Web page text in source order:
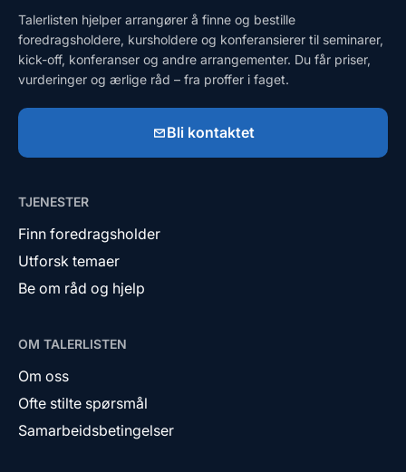
Talerlisten hjelper arrangører å finne og bestille
foredragsholdere, kursholdere og konferansierer til seminarer,
kick-off, konferanser og andre arrangementer. Du får priser,
vurderinger og ærlige råd – fra proffer i faget.
Bli kontaktet
TJENESTER
Finn foredragsholder
Utforsk temaer
Be om råd og hjelp
OM TALERLISTEN
Om oss
Ofte stilte spørsmål
Samarbeidsbetingelser